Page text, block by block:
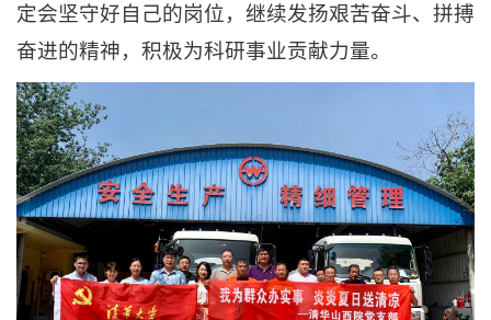
定会坚守好自己的岗位，继续发扬艰苦奋斗、拼搏
奋进的精神，积极为科研事业贡献力量。